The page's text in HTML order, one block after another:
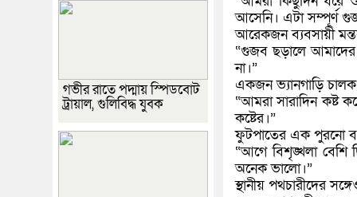
আসেনি। এটা সম্পূর্ণ
আরেকজন ব্যবসায়ী
“গুজব ছড়ালে
না।”
একজন ভ্যানগাড়ি
“আমরা সারাদিন কষ্ট
কষ্টের।”
ফুটপাতের এক পুরনো
“আগে বিশৃঙ্খলা
অনেক ভালো।”
স্থানীয় পথচারীদের
গভীর রাতে পদ্মায় স্পিডবোট
ট্রায়াল, গুলিবিদ্ধ যুবক